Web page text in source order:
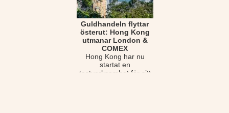
Guldhandeln flyttar
österut: Hong Kong
utmanar London &
COMEX
Hong Kong har nu
startat en
testverksamhet för sitt